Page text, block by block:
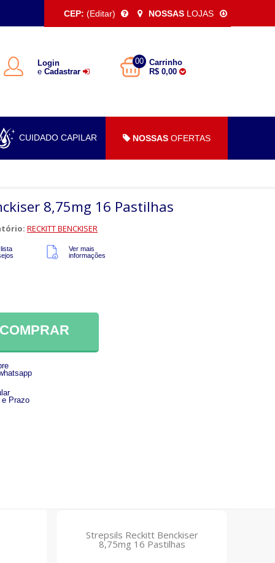
CEP: (Editar) NOSSAS LOJAS
Login
e Cadastrar
00
Carrinho
R$ 0,00
CUIDADO CAPILAR NOSSAS OFERTAS
8,75mg 16 Pastilhas
RECKITT BENCKISER
Ver mais
informações
COMPRAR
e Prazo
Strepsils Reckitt Benckiser
8,75mg 16 Pastilhas